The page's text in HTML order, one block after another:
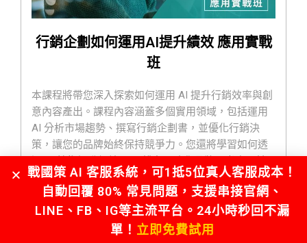
行銷企劃如何運用AI提升績效 應用實戰
班
本課程將帶您深入探索如何運用 AI 提升行銷效率與創
意內容產出。課程內容涵蓋多個實用領域，包括運用
AI 分析市場趨勢、撰寫行銷企劃書，並優化行銷決
策，讓您的品牌始終保持競爭力。您還將學習如何透
利用 AI 生成獨特的公司名稱、品牌口號與產品標語，
打造令人印象深刻的品牌形象。
課程中將實際操作多種 AI 行銷工具，並學習如何建置
AI 自動化行銷流程，包括 EDM 發送、社群貼文排程與
戰國策 AI 客服系統，可1抵5位真人客服成本！
自動回覆 80% 常見問題，支援串接官網、
LINE、FB、IG等主流平台。24小時秒回不漏
單！ 立即免費試用